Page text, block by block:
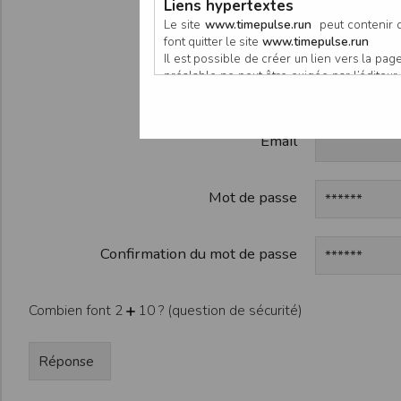
Email
Mot de passe
Confirmation du mot de passe
Combien font 2 10 ? (question de sécurité)
Liens hypertextes
Le site www.timepulse.run peut contenir
font quitter le site www.timepulse.run
Il est possible de créer un lien vers la
préalable ne peut être exigée par
nouvelle fenêtre du navigateur.
Responsabilité de l’éditeur
L’EDITEUR se réserve le droit de les
particulier, ils peuvent avoir fait l’objet
L’utilisation des informations et/ou
informations et/ou documents disponibles